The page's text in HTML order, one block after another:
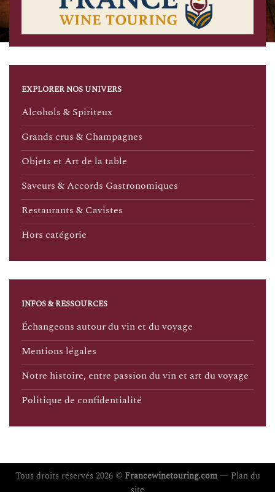
EXPLORER NOS UNIVERS
Alcohols & Spiriteux
Grands crus & Champagnes
Objets et Art de la table
Saveurs & Accords Gastronomiques
Restaurants & Cavistes
Hors catégorie
INFOS & RESSOURCES
Échangeons autour du vin et du voyage
Mentions légales
Notre histoire, entre passion du vin et art du voyage
Politique de confidentialité
Tous droits réservés 2026 © Francewinetouring.com— Plan du